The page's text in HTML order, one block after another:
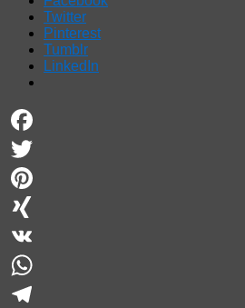
Twitter
Pinterest
Tumblr
LinkedIn
Facebook
Twitter
Pinterest
XING
VK
WhatsApp